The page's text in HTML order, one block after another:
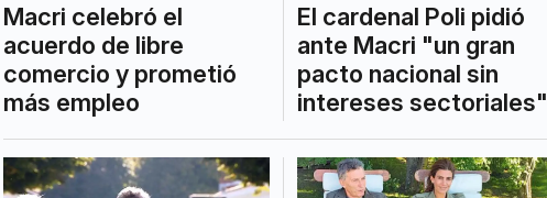
Macri celebró el
acuerdo de libre
comercio y prometió
más empleo
El cardenal Poli pidió
ante Macri "un gran
pacto nacional sin
intereses sectoriales"